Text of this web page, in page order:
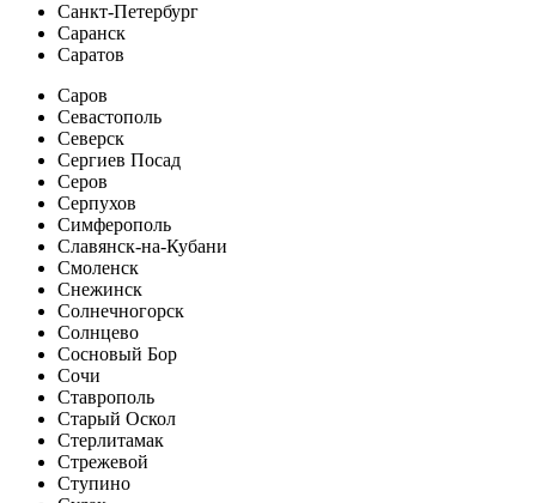
Санкт-Петербург
Саранск
Саратов
Саров
Севастополь
Северск
Сергиев Посад
Серов
Серпухов
Симферополь
Славянск-на-Кубани
Смоленск
Снежинск
Солнечногорск
Солнцево
Сосновый Бор
Сочи
Ставрополь
Старый Оскол
Стерлитамак
Стрежевой
Ступино